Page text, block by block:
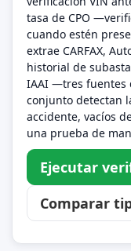
tasa de CPO
cuando estén
extrae CARFAX,
historial de
IAAI —tres fuentes
conjunto detectan
accidente, vacíos
una prueba de
Ejecutar
Comparar